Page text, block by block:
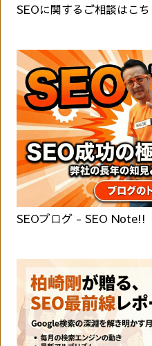
SEOに関するご相談はこち
SEOブログ - SEO Note!!